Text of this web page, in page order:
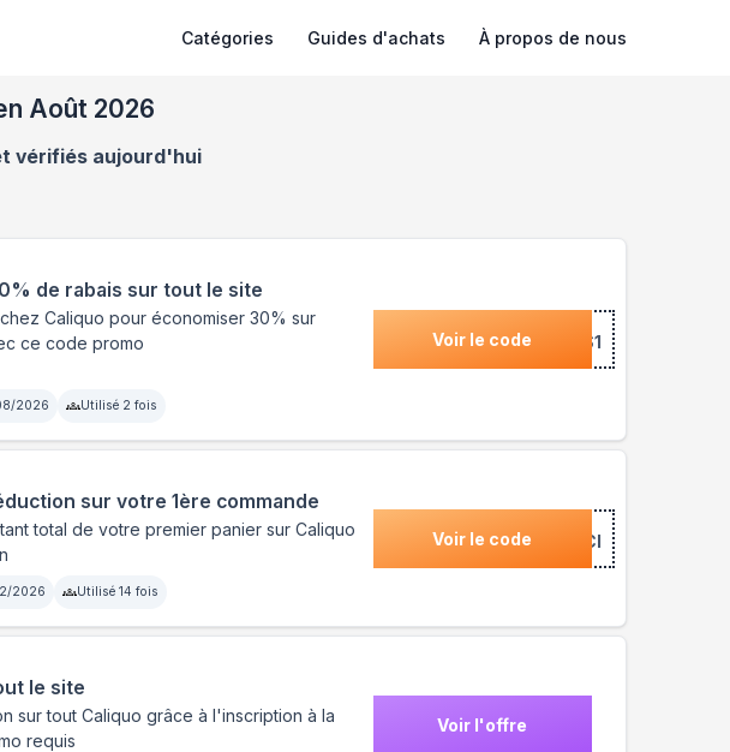
Catégories Guides d'achats À propos de nous
Août 2026
vérifiés aujourd'hui
de rabais sur tout le site
Caliquo pour économiser 30% sur
ce code promo
2026 Utilisé 2 fois
Voir le code***DES1
sur votre 1ère commande
total de votre premier panier sur Caliquo
2026 Utilisé 14 fois
Voir le code***MERCI
le site
sur tout Caliquo grâce à l'inscription à la
requis
Voir l'offre